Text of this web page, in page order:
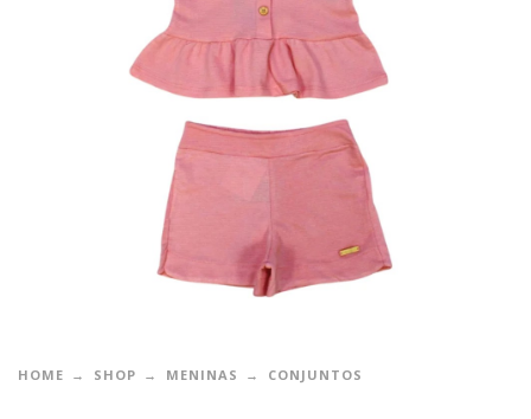
HOME SHOP MENINAS CONJUNTOS